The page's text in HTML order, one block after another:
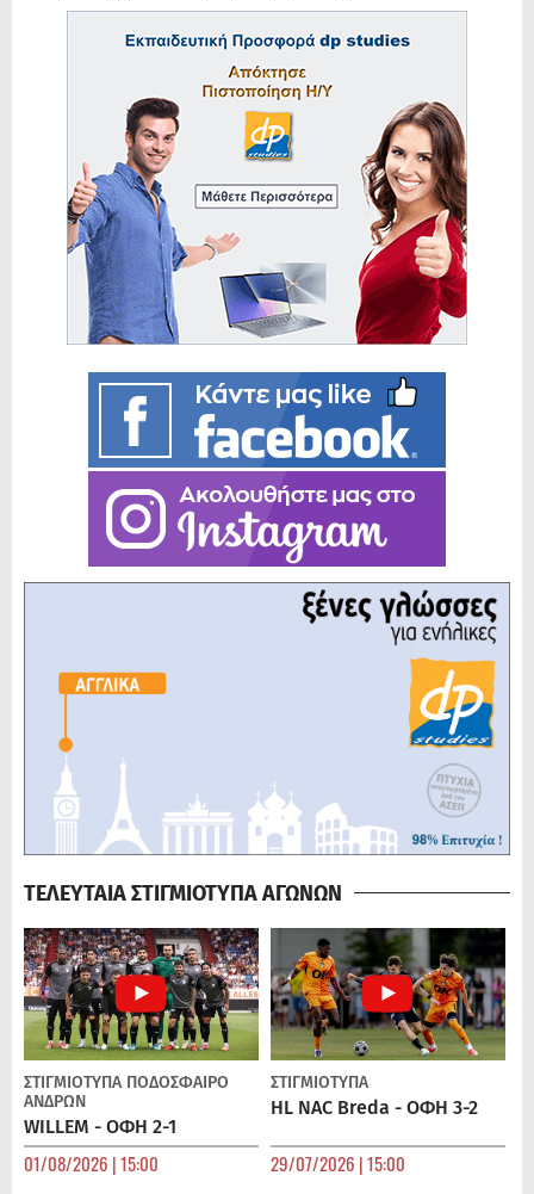
ΤΕΛΕΥΤΑΙΑ ΣΤΙΓΜΙΟΤΥΠΑ ΑΓΩΝΩΝ
ΣΤΙΓΜΙΟΤΥΠΑ ΠΟΔΌΣΦΑΙΡΟ
ΑΝΔΡΏΝ
WILLEM - ΟΦΗ 2-1
01/08/2026 | 15:00
ΣΤΙΓΜΙΟΤΥΠΑ
HL NAC Breda - ΟΦΗ 3-2
29/07/2026 | 15:00